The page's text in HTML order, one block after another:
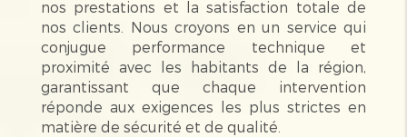
nos prestations et la satisfaction totale de
nos clients. Nous croyons en un service qui
conjugue performance technique et
proximité avec les habitants de la région,
garantissant que chaque intervention
réponde aux exigences les plus strictes en
matière de sécurité et de qualité.